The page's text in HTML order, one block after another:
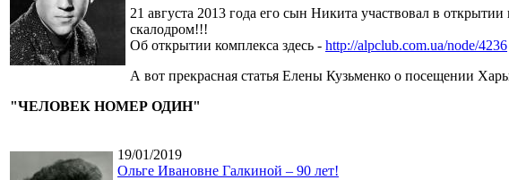
21 августа 2013 года его сын Никита участвовал в
скалодром!!!
Об открытии комплекса здесь - http://alpclub.com.ua/node/4236
А вот прекрасная статья Елены Кузьменко о посещении
"ЧЕЛОВЕК НОМЕР ОДИН"
19/01/2019
Ольге Ивановне Галкиной – 90 лет!